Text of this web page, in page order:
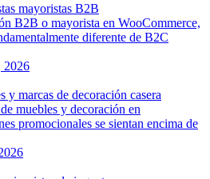
mayoristas B2B
B2B o mayorista en WooCommerce,
diferente de B2C
2026
marcas de decoración casera
muebles y decoración en
promocionales se sientan encima de